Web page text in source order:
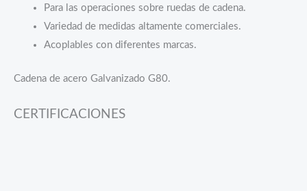
Para las operaciones sobre ruedas de cadena.
Variedad de medidas altamente comerciales.
Acoplables con diferentes marcas.
Cadena de acero Galvanizado G80.
CERTIFICACIONES